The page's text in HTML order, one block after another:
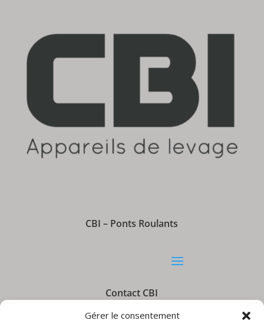
Gérer le consentement
CBI – Ponts Roulants
Contact CBI